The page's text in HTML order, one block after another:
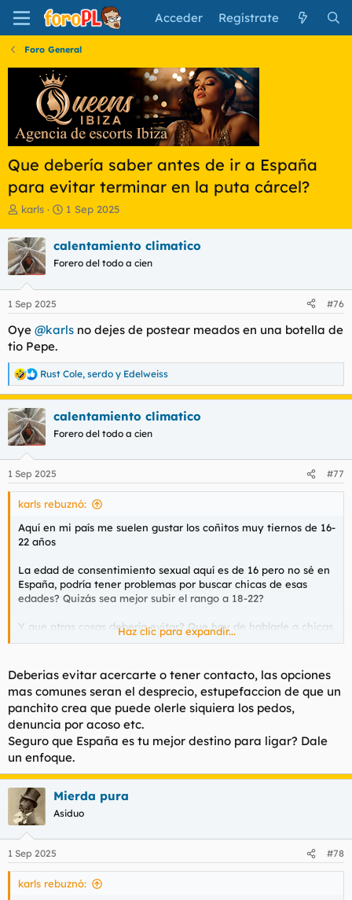
Acceder Regístrate
Foro General
Que debería saber antes de ir a España
para evitar terminar en la puta cárcel?
I
i
c
i
a
d
o
d
e
l
t
e
m
a
karls
F
h
a
e
i
i
o
1 Sep 2025
calentamiento climatico
Forero del todo a cien
1 Sep 2025 #76
Oye @karls no dejes de postear meados en una botella de
tio Pepe.
R
e
a
c
c
i
e
s
Rust Cole, serdo y Edelweiss
calentamiento climatico
Forero del todo a cien
1 Sep 2025 #77
karls rebuznó:
Aquí en mi país me suelen gustar los coñitos muy tiernos de 16-
22 años
La edad de consentimiento sexual aquí es de 16 pero no sé en
España, podría tener problemas por buscar chicas de esas
edades? Quizás sea mejor subir el rango a 18-22?
Y que otras cosas debería evitar? Que hay de hablarle a chicas
en la calle o hacer propuestas indecentes por WhatsApp o algo
Haz clic para expandir...
Deberias evitar acercarte o tener contacto, las opciones
mas comunes seran el desprecio, estupefaccion de que un
panchito crea que puede olerle siquiera los pedos,
denuncia por acoso etc.
Seguro que España es tu mejor destino para ligar? Dale
un enfoque.
Mierda pura
Asiduo
1 Sep 2025 #78
karls rebuznó: